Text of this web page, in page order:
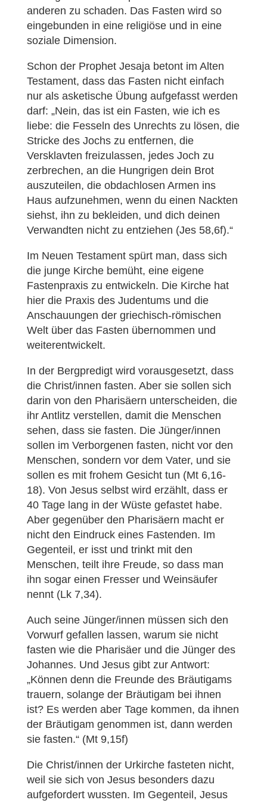
anderen zu schaden. Das Fasten wird so
eingebunden in eine religiöse und in eine
soziale Dimension.
Schon der Prophet Jesaja betont im Alten
Testament, dass das Fasten nicht einfach
nur als asketische Übung aufgefasst werden
darf: „Nein, das ist ein Fasten, wie ich es
liebe: die Fesseln des Unrechts zu lösen, die
Stricke des Jochs zu entfernen, die
Versklavten freizulassen, jedes Joch zu
zerbrechen, an die Hungrigen dein Brot
auszuteilen, die obdachlosen Armen ins
Haus aufzunehmen, wenn du einen Nackten
siehst, ihn zu bekleiden, und dich deinen
Verwandten nicht zu entziehen (Jes 58,6f).“
Im Neuen Testament spürt man, dass sich
die junge Kirche bemüht, eine eigene
Fastenpraxis zu entwickeln. Die Kirche hat
hier die Praxis des Judentums und die
Anschauungen der griechisch-römischen
Welt über das Fasten übernommen und
weiterentwickelt.
In der Bergpredigt wird vorausgesetzt, dass
die Christ/innen fasten. Aber sie sollen sich
darin von den Pharisäern unterscheiden, die
ihr Antlitz verstellen, damit die Menschen
sehen, dass sie fasten. Die Jünger/innen
sollen im Verborgenen fasten, nicht vor den
Menschen, sondern vor dem Vater, und sie
sollen es mit frohem Gesicht tun (Mt 6,16-
18). Von Jesus selbst wird erzählt, dass er
40 Tage lang in der Wüste gefastet habe.
Aber gegenüber den Pharisäern macht er
nicht den Eindruck eines Fastenden. Im
Gegenteil, er isst und trinkt mit den
Menschen, teilt ihre Freude, so dass man
ihn sogar einen Fresser und Weinsäufer
nennt (Lk 7,34).
Auch seine Jünger/innen müssen sich den
Vorwurf gefallen lassen, warum sie nicht
fasten wie die Pharisäer und die Jünger des
Johannes. Und Jesus gibt zur Antwort:
„Können denn die Freunde des Bräutigams
trauern, solange der Bräutigam bei ihnen
ist? Es werden aber Tage kommen, da ihnen
der Bräutigam genommen ist, dann werden
sie fasten.“ (Mt 9,15f)
Die Christ/innen der Urkirche fasteten nicht,
weil sie sich von Jesus besonders dazu
aufgefordert wussten. Im Gegenteil, Jesus